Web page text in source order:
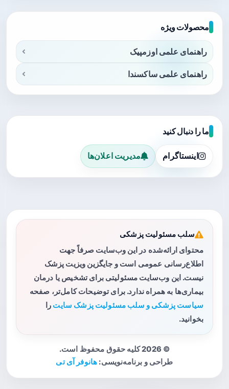
محصولات ویژه
راهنمای علمی اوزمپیک
راهنمای علمی ساکسندا
ما را دنبال کنید
اینستاگرام مدیریت اعلان‌ها
سلب مسئولیت پزشکی
محتوای ارائه‌شده در این وب‌سایت صرفاً جهت
اطلاع‌رسانی عمومی است و جایگزین ویزیت پزشک
نیست. این وب‌سایت مسئولیتی برای تشخیص یا درمان
بیماری‌ها به همراه ندارد. برای توضیحات کامل‌تر، صفحه
سیاست پزشکی و سلب مسئولیت پزشک سایت را
بخوانید.
© 2026 کلیه حقوق محفوظ است.
طراحی و برنامه‌نویسی: هانوفر آی تی